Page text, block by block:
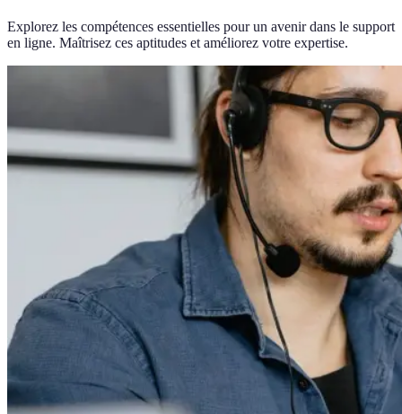
Explorez les compétences essentielles pour un avenir dans le support
en ligne. Maîtrisez ces aptitudes et améliorez votre expertise.